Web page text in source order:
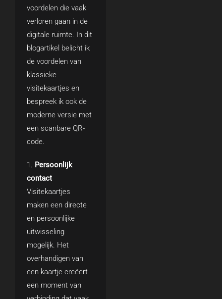
voordelen die vaak
verloren gaan in de
digitale ruimte. In dit
blogartikel belicht ik
de voordelen van
klassieke
visitekaartjes en
bespreek ik ook de
moderne versie met
een scanbare QR-
code.
Persoonlijk
contact
Visitekaartjes
maken een directe
en persoonlijke
uitwisseling
mogelijk. Het
overhandigen van
een kaartje creëert
een moment van